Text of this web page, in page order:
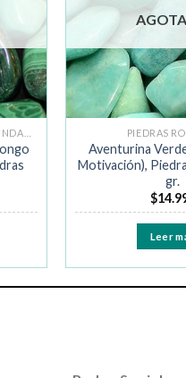
PIEDRAS
Aventurina
Motivación),
gr.
$
Leer